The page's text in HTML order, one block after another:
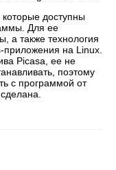
доступны
Для ее
а также технология
приложения на Linux.
Picasa, ее не
поэтому
с программой от